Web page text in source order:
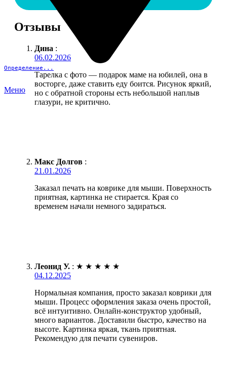
Определение...
Меню
Отзывы
Дина :
06.02.2026
Тарелка с фото — подарок маме на юбилей, она в
восторге, даже ставить еду боится. Рисунок яркий,
но с обратной стороны есть небольшой наплыв
глазури, не критично.
Макс Долгов :
21.01.2026
Заказал печать на коврике для мыши. Поверхность
приятная, картинка не стирается. Края со
временем начали немного задираться.
Леонид У. : ★ ★ ★ ★ ★
04.12.2025
Нормальная компания, просто заказал коврики для
мыши. Процесс оформления заказа очень простой,
всё интуитивно. Онлайн-конструктор удобный,
много вариантов. Доставили быстро, качество на
высоте. Картинка яркая, ткань приятная.
Рекомендую для печати сувениров.